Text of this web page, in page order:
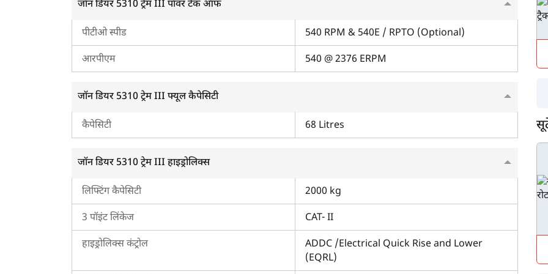
मॉडल अब बंद हो चुका है, इसलिए आप इसके अपग्रेडेड वेरिएंट, जॉन डियर 5310 गियर प्रो ट्रेम IV को चुन सकते हैं। इस वेरिएंट में
कई बेहतरीन विशेषताएं हैं, जैसे कि ज़्यादा पॉवर आउटपुट, ज़्यादा लिफ्टिंग क्षमता एवं गियर स्पीड के ज़्यादा विकल्प। साथ ही, आप
अपग्रेडेड जॉन डियर 5310 की ऑन-रोड कीमत भी देख सकते हैं, जो रोड टैक्स एवं इंश्योरेंस जैसे अलग-अलग कारणों से राज्य के
हिसाब से अलग-अलग हो सकती है। अगर आप किफायती ट्रैक्टर की तलाश में हैं, तो हमारे प्लेटफॉर्म पर सेकंड-हैंड जॉन डियर
जॉन डियर 5310 ट्रेम III पॉवर टेक ऑफ
पीटीओ स्पीड 540 RPM & 540E / RPTO (Optional)
आरपीएम 540 @ 2376 ERPM
जॉन डियर 5310 ट्रेम III फ्यूल कैपेसिटी
कैपेसिटी 68 Litres
जॉन डियर 5310 ट्रेम III हाइड्रोलिक्स
लिफ्टिंग कैपेसिटी 2000 kg
3 पॉइंट लिंकेज CAT- II
हाइड्रोलिक्स कंट्रोल
ADDC /Electrical Quick Rise and Lower
(EQRL)
पूछताछ के लिए*
मोबाइल नंबर दर्ज करें* ओटीपी भेजें
ओटीपी दर्ज करें